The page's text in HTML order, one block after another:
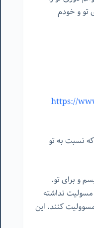
تو و خودم
https://
که نسبت به تو
و برای تو.
نداشته
کنند. این